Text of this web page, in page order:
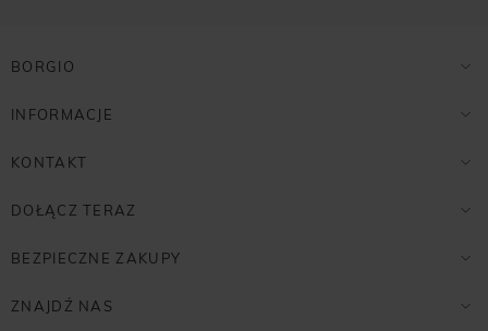
BORGIO
INFORMACJE
KONTAKT
DOŁĄCZ TERAZ
BEZPIECZNE ZAKUPY
ZNAJDŹ NAS